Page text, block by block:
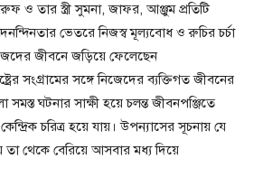
ও তার স্ত্রী সুমনা, জাফর, আঞ্জুম প্রতিটি
ভেতরে নিজস্ব মূল্যবোধ ও রুচির চর্চা
জীবনে জড়িয়ে ফেলেছেন
সংগ্রামের সঙ্গে নিজেদের ব্যক্তিগত জীবনের
সমস্ত ঘটনার সাক্ষী হয়ে চলন্ত জীবনপঞ্জিতে
চরিত্র হয়ে যায়। উপন্যাসের সূচনায় যে
তা থেকে বেরিয়ে আসবার মধ্য দিয়ে